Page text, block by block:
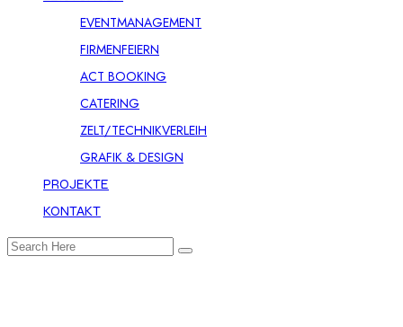
EVENTMANAGEMENT
FIRMENFEIERN
ACT BOOKING
CATERING
ZELT/TECHNIKVERLEIH
GRAFIK & DESIGN
PROJEKTE
KONTAKT